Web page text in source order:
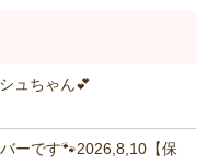
ュちゃん💕
ーです🐾2026,8,10【保